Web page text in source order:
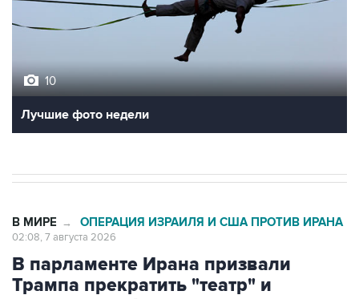
Лучшие фото недели
В парламенте Ирана призвали
Трампа прекратить "театр" и
выполнить обязательства